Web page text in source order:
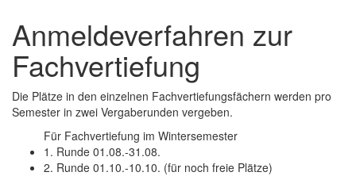
Anmeldeverfahren zur
Fachvertiefung
Die Plätze in den einzelnen Fachvertiefungsfächern werden pro
Semester in zwei Vergaberunden vergeben.
Für Fachvertiefung im Wintersemester
1. Runde 01.08.-31.08.
2. Runde 01.10.-10.10. (für noch freie Plätze)